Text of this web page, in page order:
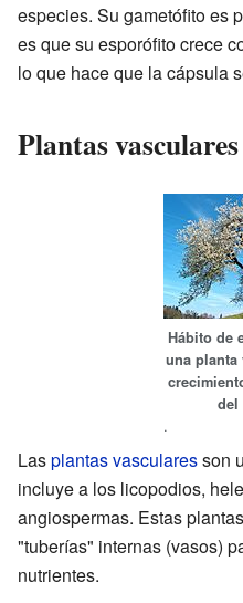
especies. Su gametófito es
es que su esporófito crece
lo que hace que la cápsula
Plantas vasculares
Hábito de
una planta
del
.
Lasplantas vascularesson
incluye a los licopodios,
angiospermas. Estas
"tuberías" internas (vasos)
nutrientes.